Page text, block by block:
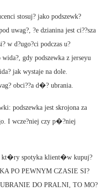
stosuj? jako podszewk?
uwag?, ?e dzianina jest ci??sza
w d?ugo?ci podczas u?
gdy podszewka z jerseyu
jak wystaje na dole.
obci??a d�? ubrania.
podszewka jest skrojona za
I wcze?niej czy p�?niej
kt�ry spotyka klient�w kupuj?
PO PEWNYM CZASIE SI?
DO PRALNI, TO MO?